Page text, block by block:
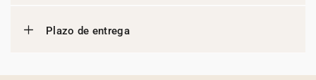
Plazo de entrega